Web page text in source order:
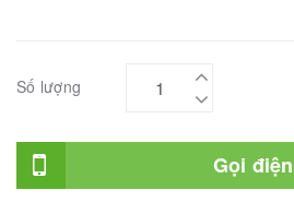
Số lượng
Gọi điện